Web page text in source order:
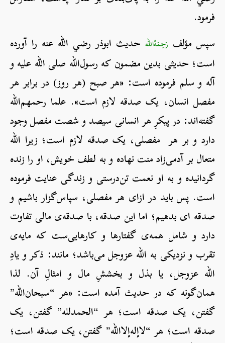
فرمود.
سپس مؤلف رَحِمَهُ‌الله حدیث ابوذر رضي الله عنه را آورده
است؛ حدیثی بدین مضمون که رسول‌الله صلی الله علیه و
آله و سلم فرموده است: «هر صبح (هر روز) در برابر هر
مفصل انسان، یک صدقه لازم است». علما رحمهم‌الله
گفته‌اند: در پیکرِ هر انسانی سیصد و شصت مفصل وجود
دارد و بر هر مفصلی، یک صدقه لازم است؛ زیرا الله
متعال بر آدمی‌زاد منت نهاده و به لطف خویش، او را زنده
گردانیده و به او نعمت تن‌درستی و زندگی عنایت فرموده
است. پس باید در ازای هر مفصلی، سپاس‌گزار باشیم و
صدقه ای بدهیم؛ اما این صدقه، با صدقه‌ی مالی تفاوت
دارد و شامل همه‌ی گفتارها و کارهایی‌ست که مایه‌ی
تقرب و نزدیکی به الله عزوجل می‌باشد؛ مانند: ذکر و یادِ
الله عزوجل، یا بذل و بخششِ مال و امثالِ آن. لذا
همان‌گونه که در حدیث آمده است: «هر “سبحان‌الله”
گفتن، یک صدقه است؛ هر “الحمدلله” گفتن، یک
صدقه است؛ هر “لاإله‌إلاالله” گفتن، یک صدقه است؛